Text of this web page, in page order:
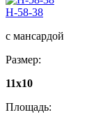
Н-58-38
с мансардой
Размер:
11х10
Площадь: